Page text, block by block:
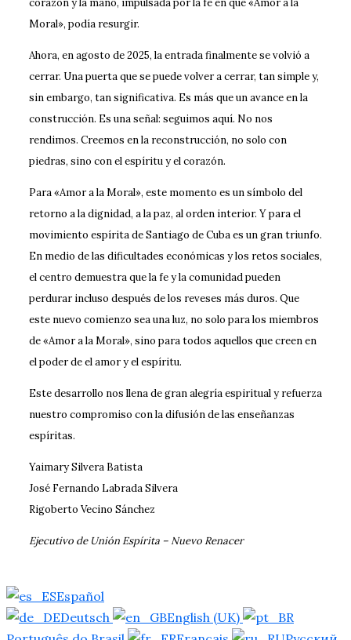
corazón y la mano, impulsada por la fe en que «Amor a la
Moral», podía resurgir.
Ahora, en agosto de 2025, la entrada finalmente se volvió a
cerrar. Una puerta que se puede volver a cerrar, tan simple y,
sin embargo, tan significativa. Es más que un avance en la
construcción. Es una señal: seguimos aquí. No nos
rendimos. Creemos en la reconstrucción, no solo con
piedras, sino con el espíritu y el corazón.
Para «Amor a la Moral», este momento es un símbolo del
retorno a la dignidad, a la paz, al orden interior. Y para el
movimiento espírita de Santiago de Cuba es un gran triunfo.
En medio de las dificultades económicas y los retos sociales,
el centro demuestra que la fe y la comunidad pueden
perdurar incluso después de los reveses más duros. Que
este nuevo comienzo sea una luz, no solo para los miembros
de «Amor a la Moral», sino para todos aquellos que creen en
el poder de el amor y el espíritu.
Este desarrollo nos llena de gran alegría espiritual y refuerza
nuestro compromiso con la difusión de las enseñanzas
espíritas.
Yaimary Silvera Batista
José Fernando Labrada Silvera
Rigoberto Vecino Sánchez
Ejecutivo de Unión Espírita – Nuevo Renacer
Español
Deutsch
English (UK)